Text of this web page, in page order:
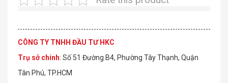
CÔNG TY TNHH ĐẦU TƯ HKC
Trụ sở chính: Số 51 Đường B4, Phường Tây Thạnh, Quận
Tân Phú, TP.HCM